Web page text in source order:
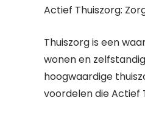
Actief Thuiszorg:
Thuiszorg is een
wonen en
hoogwaardige
voordelen die Actief